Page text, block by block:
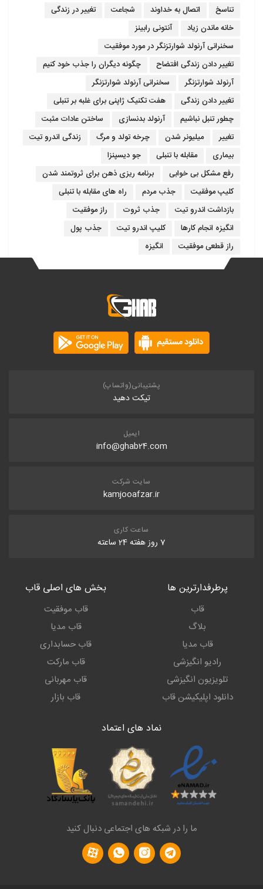
تناسخ
اتصال به خداوند شجاعت
تغییر در زندگی
خانه ماندن زیاد
آنتونی رابینز
سخنرانی آرنولد شوارتزنگر در مورد موفقیت
تغییر دادن زندگی افتضاح
چگونه دیگران را جذب خود کنیم
آرنولد شوارتزنگر
سخنرانی آرنولد شوارتزنگر
تغییر دادن زندگی
هفت تکنیک ژاپنی برای غلبه بر تنبلی
چطور تنبل نباشیم
آرنولد بدنسازی
ساختن عادات مثبت
تغییر
میلیونر شدن چرخه تولد و مرگ
زندگی اندرو تیت
بیماری
مقابله با تنبلی
جو دیسپنزا
رفع مشکل بی خوابی
برنامه ریزی ذهن برای ثروتمند شدن
کلیپ موفقیت
جذب مردم
راه های مقابله با تنبلی
بازداشت اندرو تیت
جذب ثروت
راز موفقیت
انگیزه انجام کارها
کلیپ اندرو تیت
جذب پول
راز قطعی موفقیت
انگیزه
پشتیبانی(واتساپ)
تیکت دهید
ایمیل
info@ghab24.com
سایت شرکت
kamjooafzar.ir
ساعت کاری
7 روز هفته 24 ساعته
پرطرفدارترین ها
قاب
بلاگ
قاب مدیا
رادیو انگیزشی
تلویزیون انگیزشی
دانلود اپلیکیشن قاب
بخش های اصلی قاب
قاب موفقیت
قاب مدیا
قاب حسابداری
قاب مارکت
قاب مهربانی
قاب بازار
نماد های اعتماد
ما را در شبکه های اجتماعی دنبال کنید